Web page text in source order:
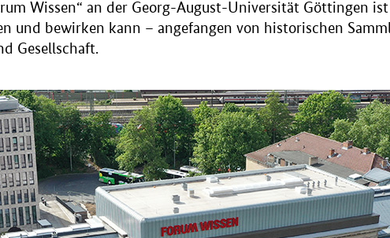
Wissen“ an der Georg-August-Universität Göttingen
und bewirken kann – angefangen von historischen
Gesellschaft.